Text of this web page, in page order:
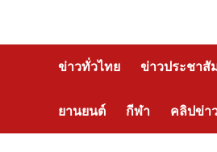
ข่าวทั่วไทย ข่าวประชาสั
ยานยนต์ กีฬา คลิปข่า